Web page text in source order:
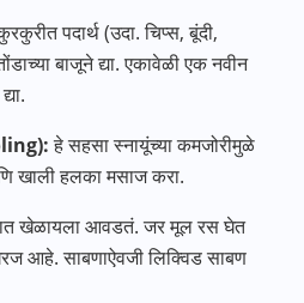
पदार्थ (उदा. चिप्स, बूंदी,
बाजूने द्या. एकावेळी एक नवीन
हे सहसा स्नायूंच्या कमजोरीमुळे
खाली हलका मसाज करा.
खेळायला आवडतं. जर मूल रस घेत
आहे. साबणाऐवजी लिक्विड साबण